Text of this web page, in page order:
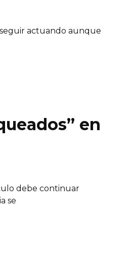
actuando aunque
en
debe continuar
se